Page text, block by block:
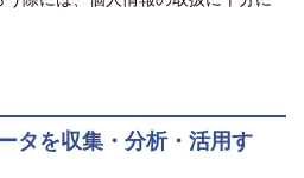
タを収集・分析・活用す